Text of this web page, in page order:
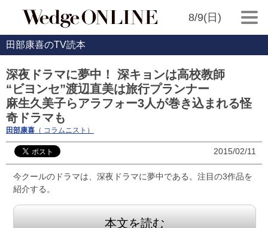
8/9(日)
田部康喜のTV読本
深夜ドラマに夢中！ 深キョンは高校教師
“ビヨンセ”渡辺直美は旅行プランナー
麻生久美子らアラフォー3人が巻き込まれる怪
奇ドラマも
田部康喜 （ コラムニスト）
2015/02/11
今クールのドラマは、深夜ドラマに夢中である。注目の3作品を
紹介する。
本文を読む